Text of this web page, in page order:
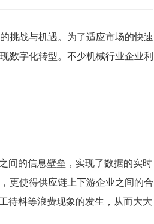
理
移动报工
智能物流
替代料管理
查看更多>
挑战与机遇。为了适应市场的快速
数字化转型。不少机械行业企业利
间的信息壁垒，实现了数据的实时
更使得供应链上下游企业之间的合
待料等浪费现象的发生，从而大大